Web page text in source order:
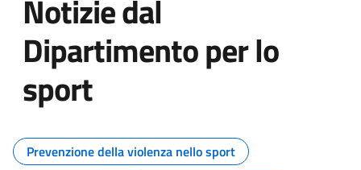
Notizie dal
Dipartimento per lo
sport
Tutti i contenuti della pagina
Prevenzione della violenza nello sport